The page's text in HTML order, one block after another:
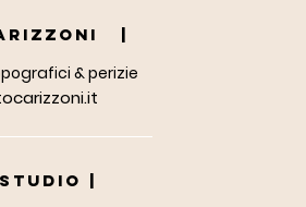
|
& perizie
|